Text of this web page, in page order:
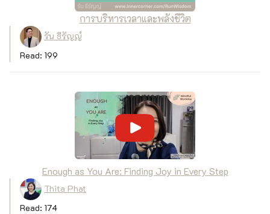
การบริหารเวลาและพลังชีวิต
รัน ธีรัญญ์
Read: 199
Enough as You Are: Finding Joy in Every Step
Thita Phat
Read: 174